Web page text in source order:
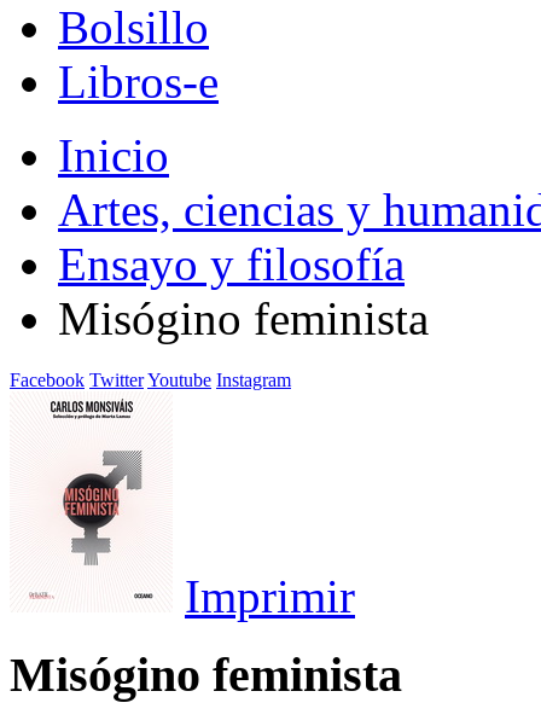
Bolsillo
Libros-e
Inicio
Artes, ciencias y
Ensayo y filosofía
Misógino feminista
Facebook TwitterYoutube Instagram
Imprimir
Misógino feminista